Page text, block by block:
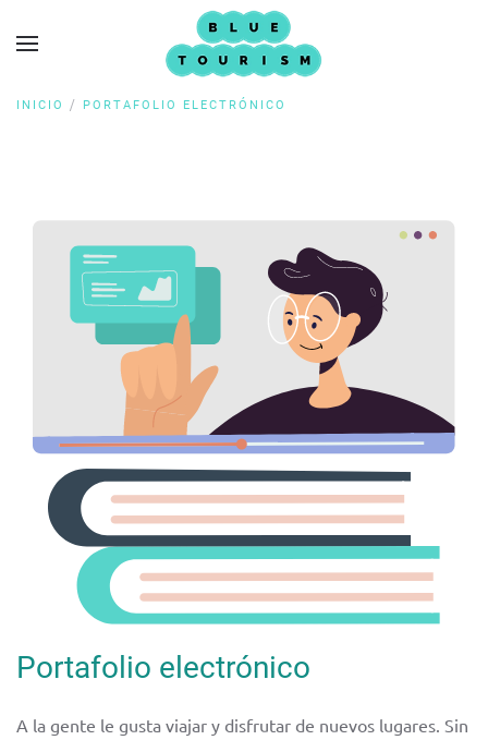
INICIO PORTAFOLIO ELECTRÓNICO
Portafolio electrónico
A la gente le gusta viajar y disfrutar de nuevos lugares. Sin